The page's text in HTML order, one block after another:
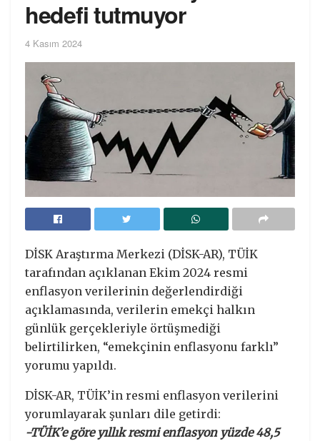
hedefi tutmuyor
4 Kasım 2024
DİSK Araştırma Merkezi (DİSK-AR), TÜİK
tarafından açıklanan Ekim 2024 resmi
enflasyon verilerinin değerlendirdiği
açıklamasında, verilerin emekçi halkın
günlük gerçekleriyle örtüşmediği
belirtilirken, “emekçinin enflasyonu farklı”
yorumu yapıldı.
DİSK-AR, TÜİK’in resmi enflasyon verilerini
yorumlayarak şunları dile getirdi:
-TÜİK’e göre yıllık resmi enflasyon yüzde 48,5